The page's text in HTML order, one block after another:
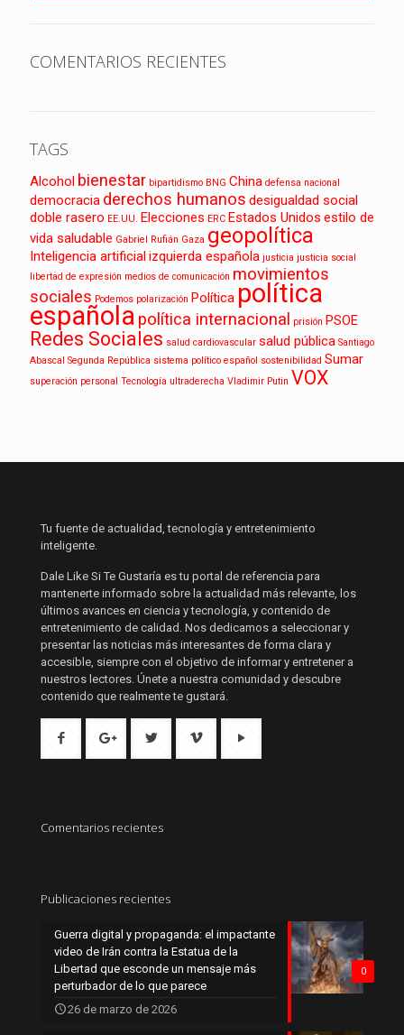
COMENTARIOS RECIENTES
TAGS
Alcohol bienestar bipartidismo BNG China defensa nacional
democracia derechos humanos desigualdad social
doble rasero EE.UU. Elecciones ERC Estados Unidos estilo de
vida saludable Gabriel Rufián Gaza geopolítica
Inteligencia artificializquierda española justicia justicia social
libertad de expresión medios de comunicación movimientos
sociales Podemos polarización Política política
española política internacional prisión PSOE
Redes Sociales salud cardiovascular salud pública Santiago
Abascal Segunda República sistema político español sostenibilidad Sumar
superación personal Tecnología ultraderecha Vladimir Putin VOX
Tu fuente de actualidad, tecnología y entretenimiento
inteligente.
Dale Like Si Te Gustaría es tu portal de referencia para
mantenerte informado sobre la actualidad más relevante, los
últimos avances en ciencia y tecnología, y contenido de
entretenimiento de calidad. Nos dedicamos a seleccionar y
presentar las noticias más interesantes de forma clara y
accesible, siempre con el objetivo de informar y entretener a
nuestros lectores. Únete a nuestra comunidad y descubre
contenido que realmente te gustará.
Comentarios recientes
Publicaciones recientes
0
Guerra digital y propaganda: el impactante
video de Irán contra la Estatua de la
Libertad que esconde un mensaje más
perturbador de lo que parece
26 de marzo de 2026